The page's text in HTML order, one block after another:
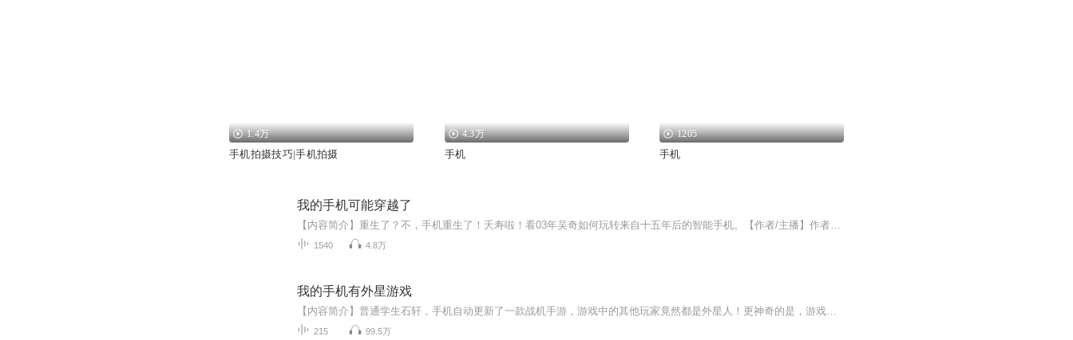
1.4万
手机拍摄技巧|手机拍摄
4.3万
手机
1205
手机
我的手机可能穿越了
【内容简介】重生了？不，手机重生了！夭寿啦！看03年吴奇如何玩转来自十五年后的智能手机。【作者/主播】作者：丢失的红鞋主播：石木山【购买须知】1、本作品为付费有声书，前146集为免费试听，购买成功后，即可收听，可下载重复收听。2、版权归原作者所...
1540 4.8万
我的手机有外星游戏
【内容简介】普通学生石轩，手机自动更新了一款战机手游，游戏中的其他玩家竟然都是外星人！更神奇的是，游戏里可以将物品提取到现实中，还可以从外星机友那里得到未来N个时代的科技资料。从此，石轩成为了经济上的世界首富和学术上的泰斗人物。在海外无人...
215 99.5万